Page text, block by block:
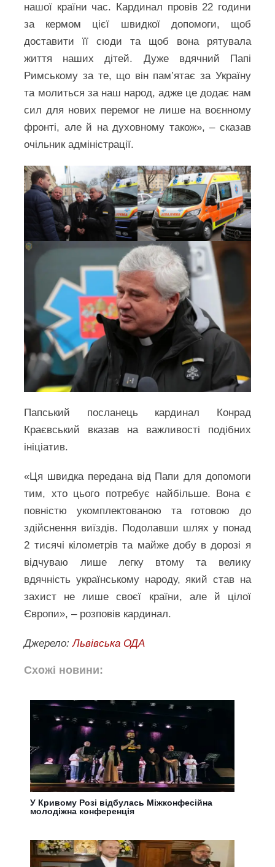
нашої країни час. Кардинал провів 22 години
за кермом цієї швидкої допомоги, щоб
доставити її сюди та щоб вона рятувала
життя наших дітей. Дуже вдячний Папі
Римському за те, що він пам’ятає за Україну
та молиться за наш народ, адже це додає нам
сил для нових перемог не лише на воєнному
фронті, але й на духовному також», – сказав
очільник адміністрації.
Папський посланець кардинал Конрад
Краєвський вказав на важливості подібних
ініціатив.
«Ця швидка передана від Папи для допомоги
тим, хто цього потребує найбільше. Вона є
повністю укомплектованою та готовою до
здійснення виїздів. Подолавши шлях у понад
2 тисячі кілометрів та майже добу в дорозі я
відчуваю лише легку втому та велику
вдячність українському народу, який став на
захист не лише своєї країни, але й цілої
Європи», – розповів кардинал.
Джерело:Львівська ОДА
Схожі новини:
У Кривому Розі відбулась Міжконфесійна
молодіжна конференція